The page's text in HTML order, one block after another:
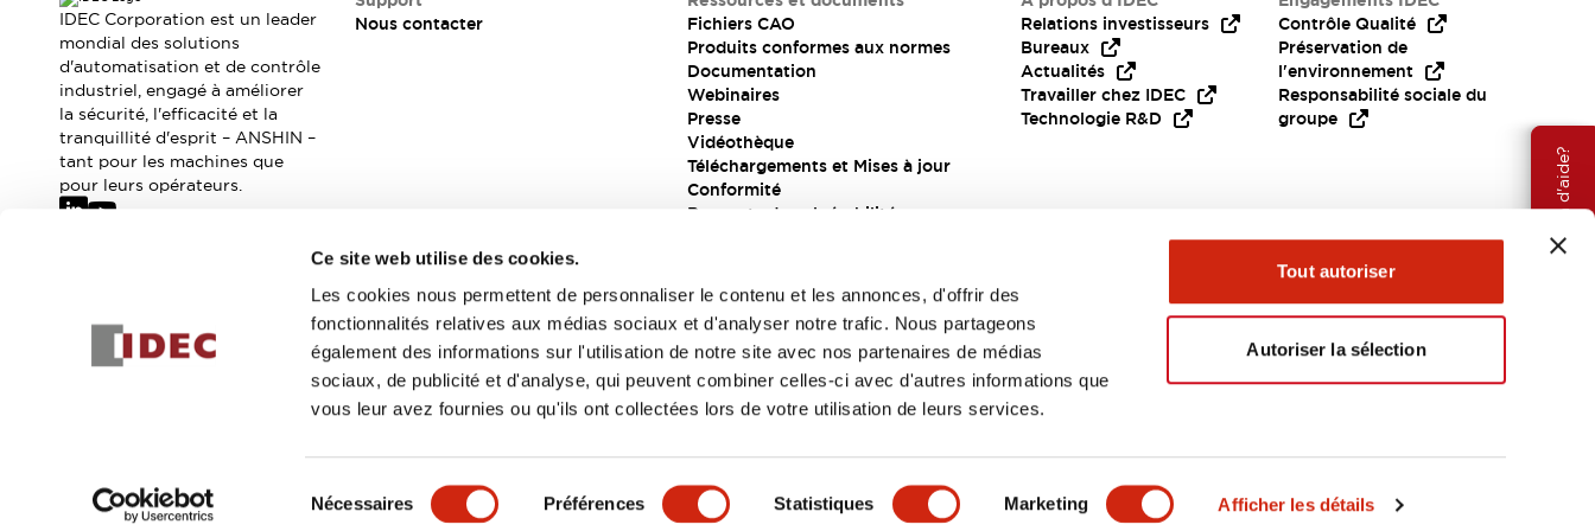
Ce site web utilise des cookies.
Les cookies nous permettent de personnaliser le contenu et les annonces, d'offrir des
fonctionnalités relatives aux médias sociaux et d'analyser notre trafic. Nous partageons
également des informations sur l'utilisation de notre site avec nos partenaires de médias
sociaux, de publicité et d'analyse, qui peuvent combiner celles-ci avec d'autres informations que
vous leur avez fournies ou qu'ils ont collectées lors de votre utilisation de leurs services.
du
Nécessaires Préférences Statistiques Marketing Afficher les détails
Tout autoriser
Autoriser la sélection
Où acheter
Distributeurs en ligne
Besoin d'aide?
DÉTAILS DU PRODUIT CARACTÉRISTIQUES CLÉS SPÉCIFICATIONS DOCUMENTS ET FICHIERS
IDEC Corporation est un leader
mondial des solutions
d'automatisation et de contrôle
industriel, engagé à améliorer
la sécurité, l'efficacité et la
tranquillité d'esprit – ANSHIN –
tant pour les machines que
pour leurs opérateurs.
Nous contacter
Fichiers CAO
Produits conformes aux normes
Documentation
Webinaires
Presse
Vidéothèque
Téléchargements et Mises à jour
Conformité
Rapports de vulnérabilité
Relations investisseurs
Bureaux
Actualités
Travailler chez IDEC
Technologie R&D
Contrôle Qualité
Préservation de
l'environnement
Responsabilité sociale du
groupe
Inscrivez-vous
Politique de confidentialitéConditions générales EMEA